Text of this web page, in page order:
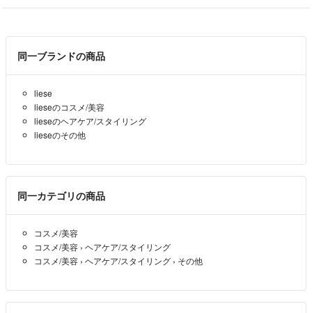
同一ブランドの商品
liese
lieseのコスメ/美容
lieseのヘアケア/スタイリング
lieseのその他
同一カテゴリの商品
コスメ/美容
コスメ/美容 › ヘアケア/スタイリング
コスメ/美容 › ヘアケア/スタイリング › その他